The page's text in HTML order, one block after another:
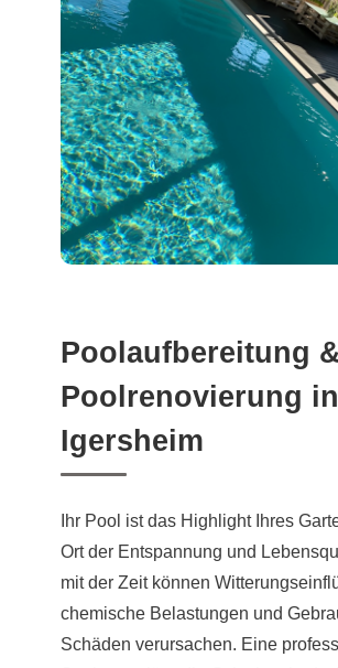
Poolaufbereitung
Poolrenovierung in
Igersheim
Ihr Pool ist das Highlight Ihres
Ort der Entspannung und
mit der Zeit können
chemische Belastungen und
Schäden verursachen. Eine